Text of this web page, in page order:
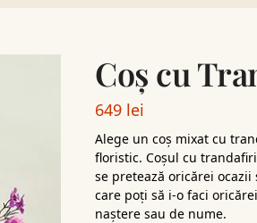
Coș cu
649 lei
Alege un coș mixat cu
floristic. Coșul cu
se pretează oricărei
care poți să i-o faci
naștere sau de nume.